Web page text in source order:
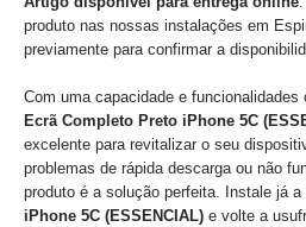
produto nas nossas instalações em
previamente para confirmar a
Com uma capacidade e
Ecrã Completo Preto iPhone 5C
excelente para revitalizar o seu
problemas de rápida descarga ou não
produto é a solução perfeita. Instale já a
iPhone 5C (ESSENCIAL) e volte a